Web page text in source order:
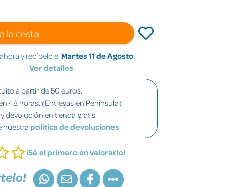
la cesta
y recíbelo el Martes 11 de Agosto
Ver detalles
a partir de 50 euros.
48 horas. (Entregas en Península)
devolución en tienda gratis.
nuestra política de devoluciones
¡Sé el primero en valorarlo!